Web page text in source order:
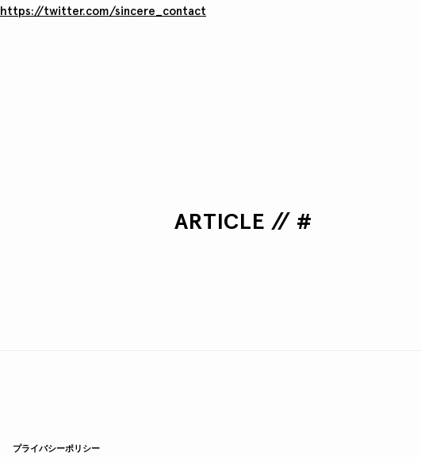
https://twitter.com/sincere_contact
ARTICLE // #
プライバシーポリシー